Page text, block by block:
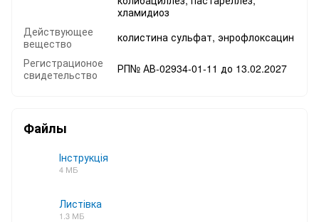
хламидиоз
Действующее
вещество
колистина сульфат, энрофлоксацин
Регистрационое
свидетельство
РП№ АВ-02934-01-11 до 13.02.2027
Файлы
Інструкція
4 МБ
Листівка
1.3 МБ